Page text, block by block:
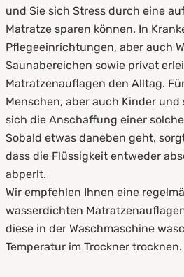
und Sie sich Stress durch eine
Matratze sparen können. In
Pflegeeinrichtungen, aber auch
Saunabereichen sowie privat
Matratzenauflagen den Alltag.
Menschen, aber auch Kinder
sich die Anschaffung einer
Sobald etwas daneben geht,
dass die Flüssigkeit entweder
abperlt.
Wir empfehlen Ihnen eine
wasserdichten
diese in der Waschmaschine
Temperatur im Trockner trocknen.